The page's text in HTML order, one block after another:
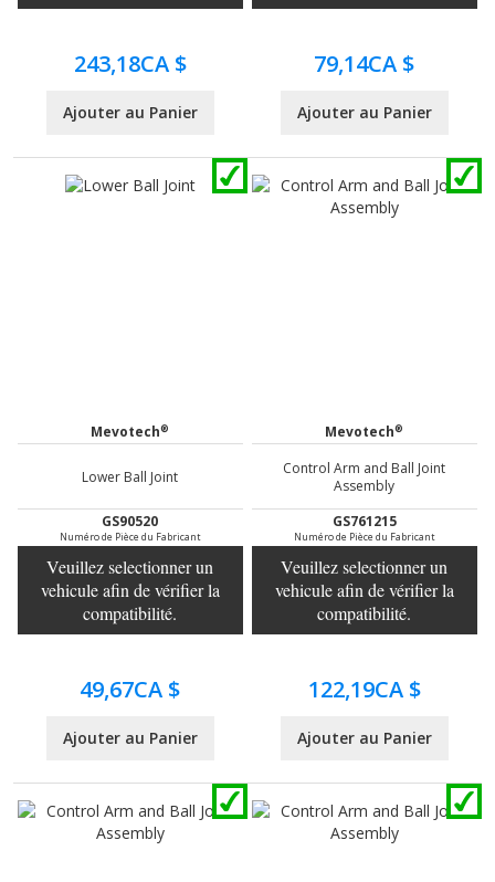
243,18CA $
Ajouter au Panier
79,14CA $
Ajouter au Panier
Mevotech®
Lower Ball Joint
GS90520
Numéro de Pièce du Fabricant
Veuillez selectionner un
vehicule afin de vérifier la
compatibilité.
49,67CA $
Ajouter au Panier
Mevotech®
Control Arm and Ball Joint
Assembly
GS761215
Numéro de Pièce du Fabricant
Veuillez selectionner un
vehicule afin de vérifier la
compatibilité.
122,19CA $
Ajouter au Panier